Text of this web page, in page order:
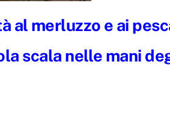
al merluzzo e ai
scala nelle mani